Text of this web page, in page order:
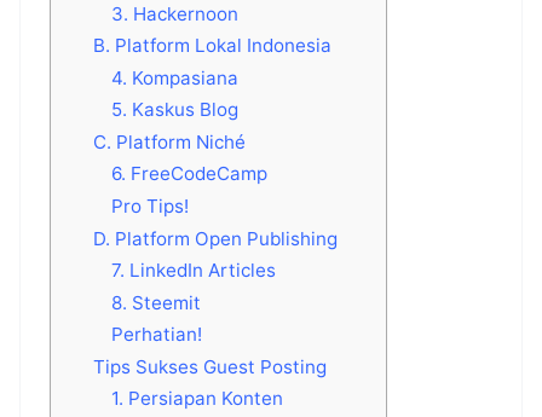
3. Hackernoon
B. Platform Lokal Indonesia
4. Kompasiana
5. Kaskus Blog
C. Platform Niché
6. FreeCodeCamp
Pro Tips!
D. Platform Open Publishing
7. LinkedIn Articles
8. Steemit
Perhatian!
Tips Sukses Guest Posting
1. Persiapan Konten